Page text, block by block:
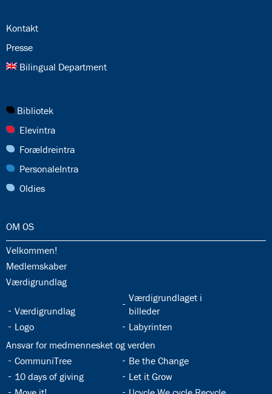
24.0:
Kontakt
25.0:
Presse
26.0:
Bilingual Department
27.0:
Bibliotek
28.0:
Elevintra
29.0:
Forældreintra
30.0:
PersonaleIntra
31.0:
Oldies
32.0:
OM OS
32.1:
Velkommen!
32.2:
Medlemskaber
32.3:
Værdigrundlag
32.4:
Værdigrundlag
32.5:
Værdigrundlaget i
billeder
32.6:
Logo 32.7:
Labyrinten
32.8:
Ansvar for medmennesket og verden
32.9:
CommuniTree 32.10:
Be the Change
32.11:
10 days of giving 32.12:
Let it Grow